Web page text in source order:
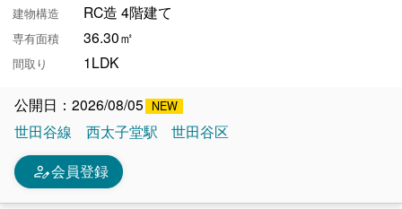
建物構造 RC造 4階建て
専有面積 36.30㎡
間取り 1LDK
公開日：2026/08/05
世田谷線
西太子堂駅 世田谷区
person_edit会員登録